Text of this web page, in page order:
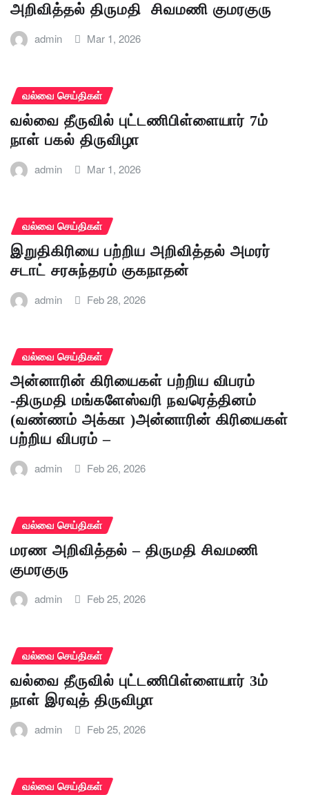
அறிவித்தல் திருமதி சிவமணி குமரகுரு
admin Mar 1, 2026
வல்வை செய்திகள்
வல்வை தீருவில் புட்டணிபிள்ளையார் 7ம்
நாள் பகல் திருவிழா
admin Mar 1, 2026
வல்வை செய்திகள்
இறுதிகிரியை பற்றிய அறிவித்தல் அமரர்
சடாட் சரசுந்தரம் குகநாதன்
admin Feb 28, 2026
வல்வை செய்திகள்
அன்னாரின் கிரியைகள் பற்றிய விபரம்
-திருமதி மங்களேஸ்வரி நவரெத்தினம்
(வண்ணம் அக்கா )அன்னாரின் கிரியைகள்
பற்றிய விபரம் –
admin Feb 26, 2026
வல்வை செய்திகள்
மரண அறிவித்தல் – திருமதி சிவமணி
குமரகுரு
admin Feb 25, 2026
வல்வை செய்திகள்
வல்வை தீருவில் புட்டணிபிள்ளையார் 3ம்
நாள் இரவுத் திருவிழா
admin Feb 25, 2026
வல்வை செய்திகள்